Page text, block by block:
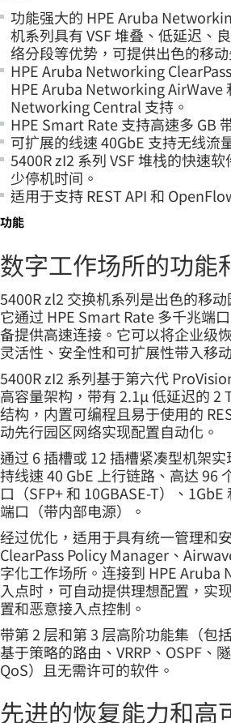
功能强大的 HPE Aruba
机系列具有 VSF 堆叠、低延迟、
络分段等优势，可提供出色的移
HPE Aruba Networking
HPE Aruba Networking AirWave
Networking Central 支持。
HPE Smart Rate 支持高速多 GB
可扩展的线速 40GbE 支持无线流
5400R zI2 系列 VSF 堆栈的快速
少停机时间。
适用于支持 REST API 和
功能
数字工作场所的功能
5400R zl2 交换机系列是出色的移动
它通过 HPE Smart Rate 多千兆端
备提供高速连接。它可以将企业级
灵活性、安全性和可扩展性带入移
5400R zI2 系列基于第六代
高容量架构，带有 2.1µ 低延迟的 2
结构，内置可编程且易于使用的
动先行园区网络实现配置自动化。
通过 6 插槽或 12 插槽紧凑型机架
持线速 40 GbE 上行链路、高达 96
口（SFP+ 和 10GBASE-T）、
端口（带内部电源）。
经过优化，适用于具有统一管理和
ClearPass Policy Manager、
字化工作场所。连接到 HPE Aruba
入点时，可自动提供理想配置，实
置和恶意接入点控制。
带第 2 层和第 3 层高阶功能集（包
基于策略的路由、VRRP、OSPF、
QoS）且无需许可的软件。
先进的恢复能力和高